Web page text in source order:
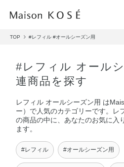
TOP #レフィル #オールシーズン用
#レフィル オール
連商品を探す
レフィル オールシーズン用 は
ー）で人気のカテゴリーです。レ
の商品の中に、あなたのお気に入
ます。
#レフィル #オールシーズン用